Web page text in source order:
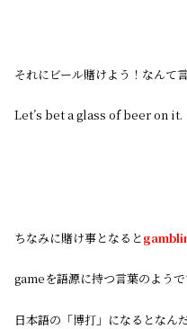
それにビール賭けよう！なんて
Let’s bet a glass of beer on it.
ちなみに賭け事となると
gameを語源に持つ言葉のようで
日本語の「博打」になるとなん